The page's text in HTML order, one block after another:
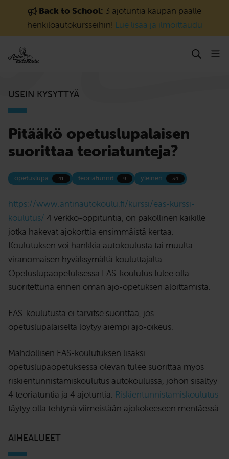
Siirry sisältöönBack to School: 3 ajotuntia kaupan päälle
henkilöautokursseihin! Lue lisää ja ilmoittaudu
USEIN KYSYTTYÄ
Pitääkö opetuslupalaisen
suorittaa teoriatunteja?
opetuslupa 41 teoriatunnit 9 yleinen 34
https://www.antinautokoulu.fi/kurssi/eas-kurssi-
koulutus/ 4 verkko-oppituntia, on pakollinen kaikille
jotka hakevat ajokorttia ensimmäistä kertaa.
Koulutuksen voi hankkia autokoulusta tai muulta
viranomaisen hyväksymältä kouluttajalta.
Opetuslupaopetuksessa EAS-koulutus tulee olla
suoritettuna ennen oman ajo-opetuksen aloittamista.
EAS-koulutusta ei tarvitse suorittaa, jos
opetuslupalaiselta löytyy aiempi ajo-oikeus.
Mahdollisen EAS-koulutuksen lisäksi
opetuslupaopetuksessa olevan tulee suorittaa myös
riskientunnistamiskoulutus autokoulussa, johon sisältyy
4 teoriatuntia ja 4 ajotuntia. Riskientunnistamiskoulutus
täytyy olla tehtynä viimeistään ajokokeeseen mentäessä.
AIHEALUEET